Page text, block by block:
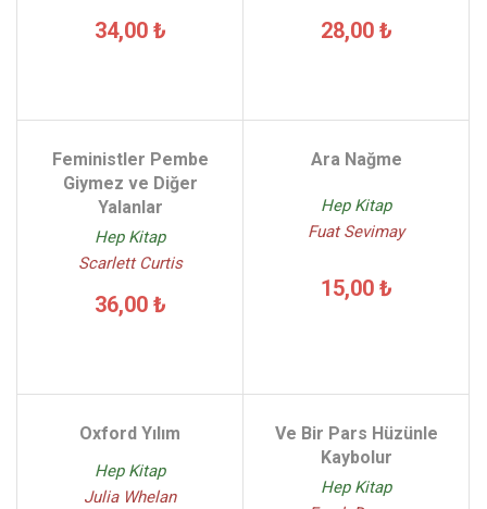
34,00 ₺ 28,00 ₺
Feministler Pembe
Giymez ve Diğer
Yalanlar
Hep Kitap
Scarlett Curtis
36,00 ₺
Ara Nağme
Hep Kitap
Fuat Sevimay
15,00 ₺
Oxford Yılım
Hep Kitap
Julia Whelan
Ve Bir Pars Hüzünle
Kaybolur
Hep Kitap